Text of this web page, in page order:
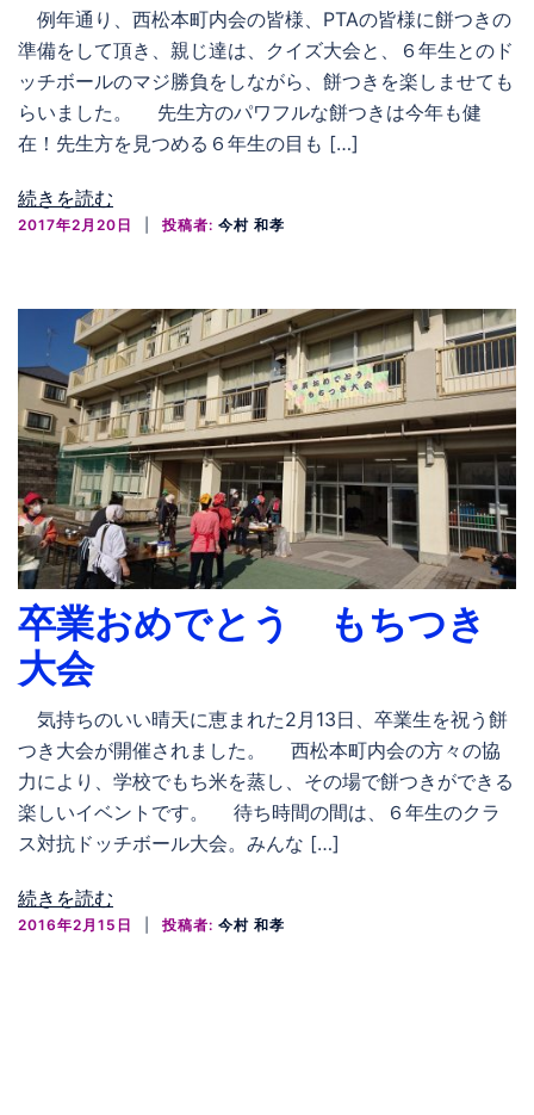
例年通り、西松本町内会の皆様、PTAの皆様に餅つきの
準備をして頂き、親じ達は、クイズ大会と、６年生とのド
ッチボールのマジ勝負をしながら、餅つきを楽しませても
らいました。 先生方のパワフルな餅つきは今年も健
在！先生方を見つめる６年生の目も […]
続きを読む
2017年2月20日 投稿者: 今村 和孝
卒業おめでとう もちつき
大会
気持ちのいい晴天に恵まれた2月13日、卒業生を祝う餅
つき大会が開催されました。 西松本町内会の方々の協
力により、学校でもち米を蒸し、その場で餅つきができる
楽しいイベントです。 待ち時間の間は、６年生のクラ
ス対抗ドッチボール大会。みんな […]
続きを読む
2016年2月15日 投稿者: 今村 和孝